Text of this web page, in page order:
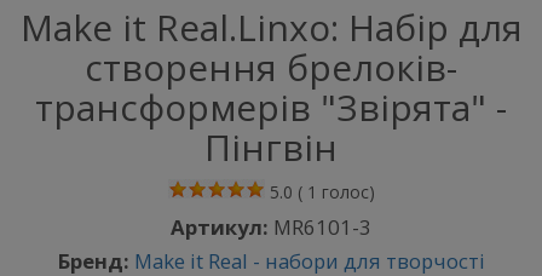
Make it Real.Linxo: Набір для
створення брелоків-
трансформерів "Звірята" -
Пінгвін
5.0 ( 1 голос)
Артикул: MR6101-3
Бренд: Make it Real - набори для творчості